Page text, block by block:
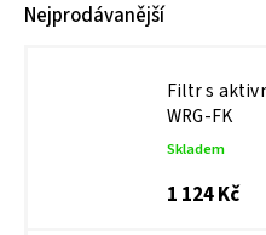
Nejprodávanější
Filtr s
WRG-FK
Skladem
1 124 Kč